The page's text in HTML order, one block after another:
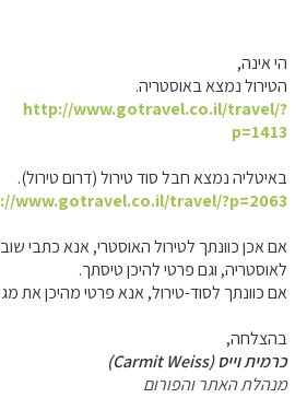
הי אינה,
הטירול נמצא באוסטריה.
http://www.gotravel.co.il/travel/?
p=1413
באיטליה נמצא חבל סוד טירול (דרום טירול).
www.gotravel.co.il/travel/?p=2063
אם אכן כוונתך לטירול האוסטרי, אנא כתבי
לאוסטריה, וגם פרטי להיכן טיסתך.
אם כוונתך לסוד-טירול, אנא פרטי מהיכן את
בהצלחה,
כרמית וייס (Carmit Weiss)
מנהלת האתר והפורום